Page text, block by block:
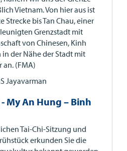
Vietnam. Von hier aus ist
Strecke bis Tan Chau, einer
Grenzstadt mit
von Chinesen, Kinh
in der Nähe der Stadt mit
an. (FMA)
Jayavarman
My An Hung – Binh
Tai-Chi-Sitzung und
erkunden Sie die